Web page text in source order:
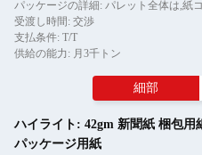
受渡し時間: 交渉
支払条件: T/T
供給の能力: 月3千トン
細部
ハイライト: 42gm 新聞紙 梱包用
パッケージ用紙